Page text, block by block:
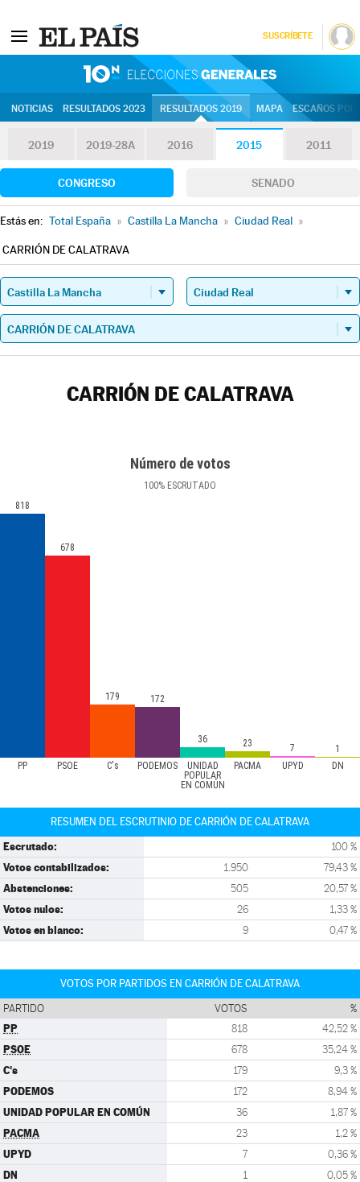
SUSCRÍBETE
NOTICIAS RESULTADOS 2023 RESULTADOS 2019 MAPA ESCAÑOS
2019 2019-28A 2016 2015 2011
CONGRESO SENADO
Estás en: Total España » Castilla La Mancha » Ciudad Real »
CARRIÓN DE CALATRAVA
CARRIÓN DE CALATRAVA
Número de votos
100% ESCRUTADO
PP PSOE C's PODEMOS
UNIDAD
POPULAR
EN COMÚN
PACMA UPYD DN
818
678
179 172
36 23 7 1
RESUMEN DEL ESCRUTINIO DE CARRIÓN DE CALATRAVA
Escrutado: 100 %
Votos contabilizados: 1.950 79,43 %
Abstenciones: 505 20,57 %
Votos nulos: 26 1,33 %
Votos en blanco: 9 0,47 %
VOTOS POR PARTIDOS EN CARRIÓN DE CALATRAVA
PARTIDO VOTOS %
PP 818 42,52 %
PSOE 678 35,24 %
C's 179 9,3 %
PODEMOS 172 8,94 %
UNIDAD POPULAR EN COMÚN 36 1,87 %
PACMA 23 1,2 %
UPYD 7 0,36 %
DN 1 0,05 %